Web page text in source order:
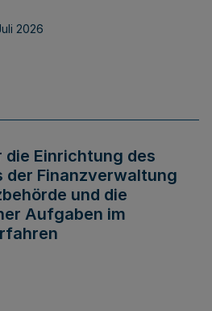
2026
Einrichtung des
der Finanzverwaltung
und die
Aufgaben im